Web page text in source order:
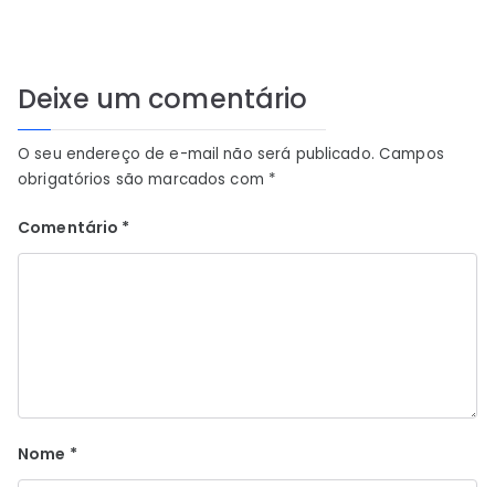
Deixe um comentário
O seu endereço de e-mail não será publicado. Campos
obrigatórios são marcados com *
Comentário *
Nome *